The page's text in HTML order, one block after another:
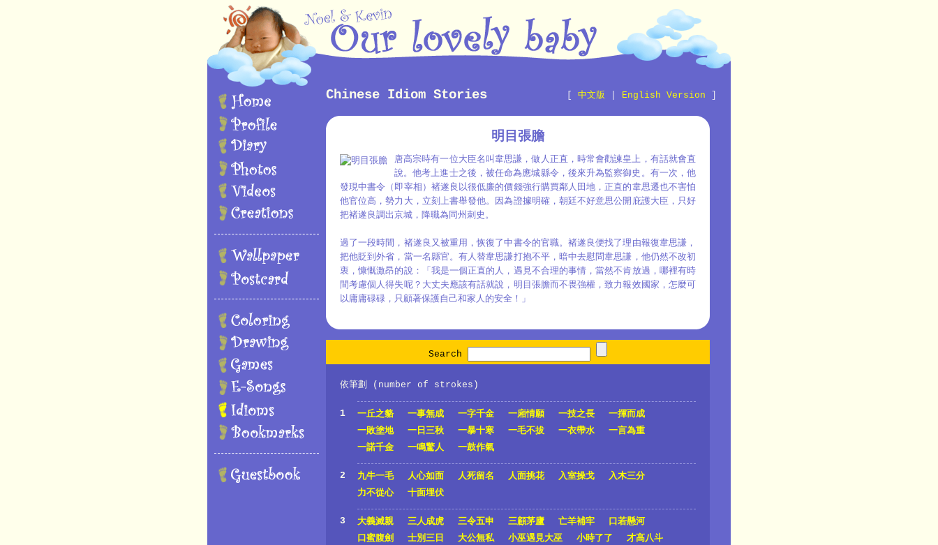
中文版 English Version
Chinese Idiom Stories
明目張膽
唐高宗時有一位大臣名叫韋思謙，做人正直，時常會勸諫皇上，有話就會直
說。他考上進士之後，被任命為應城縣令，後來升為監察御史。有一次，他
發現中書令（即宰相）褚遂良以很低廉的價錢強行購買鄰人田地，正直的韋思遷也不害怕
他官位高，勢力大，立刻上書舉發他。因為證據明確，朝廷不好意思公開庇護大臣，只好
把褚遂良調出京城，降職為同州刺史。
過了一段時間，褚遂良又被重用，恢復了中書令的官職。褚遂良便找了理由報復韋思謙，
把他貶到外省，當一名縣官。有人替韋思謙打抱不平，暗中去慰問韋思謙，他仍然不改初
衷，慷慨激昂的說：「我是一個正直的人，遇見不合理的事情，當然不肯放過，哪裡有時
間考慮個人得失呢？大丈夫應該有話就說，明目張膽而不畏強權，致力報效國家，怎麼可
以庸庸碌碌，只顧著保護自己和家人的安全！」
Search
依筆劃 (number of strokes)
1 一丘之貉 一事無成 一字千金 一廂情願 一技之長
一揮而成
一敗塗地
一日三秋 一暴十寒 一毛不拔 一衣帶水
一言為重
一諾千金
一鳴驚人 一鼓作氣
2 九牛一毛 人心如面 人死留名 人面挑花 入室操戈
入木三分
力不從心
十面埋伏
3 大義滅親 三人成虎 三令五申 三顧茅廬 亡羊補牢
口若懸河
口蜜腹劍
士別三日 大公無私 小巫遇見大巫 小時了了 才高八斗